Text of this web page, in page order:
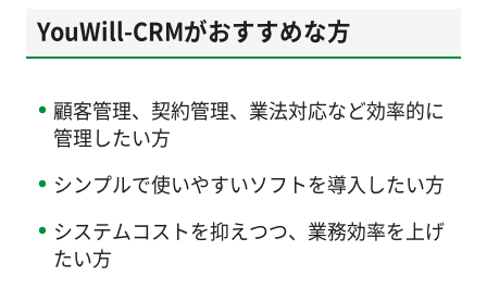
YouWill-CRMがおすすめな方
顧客管理、契約管理、業法対応など効率的に
管理したい方
シンプルで使いやすいソフトを導入したい方
システムコストを抑えつつ、業務効率を上げ
たい方